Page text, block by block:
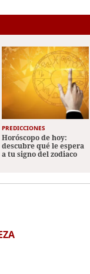
PREDICCIONES
Horóscopo de hoy:
descubre qué le espera
a tu signo del zodiaco